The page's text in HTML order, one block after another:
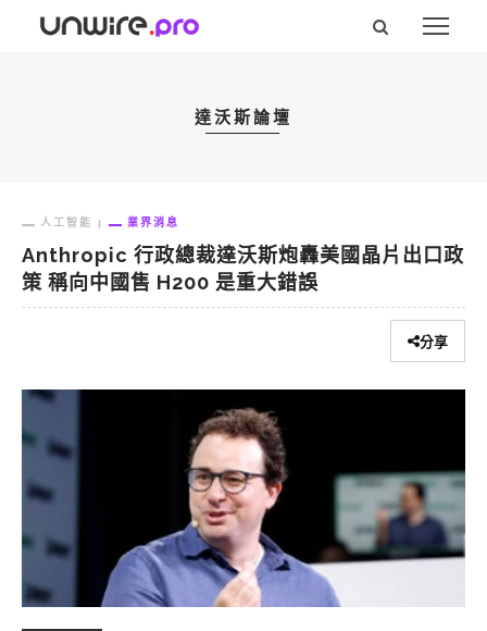
達沃斯論壇
人工智能 業界消息
Anthropic 行政總裁達沃斯炮轟美國晶片出口政
策 稱向中國售 H200 是重大錯誤
分享